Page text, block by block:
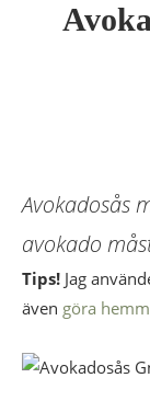
Avokadosås
avokado
Tips! Jag
även göra